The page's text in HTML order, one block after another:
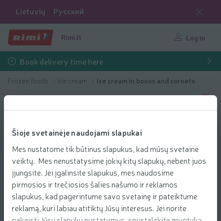
Šioje svetainėje naudojami slapukai
Mes nustatome tik būtinus slapukus, kad mūsų svetainė
veiktų. Mes nenustatysime jokių kitų slapukų, nebent juos
įjungsite. Jei įgalinsite slapukus, mes naudosime
pirmosios ir trečiosios šalies našumo ir reklamos
slapukus, kad pagerintume savo svetainę ir pateiktume
reklamą, kuri labiau atitiktų Jūsų interesus. Jei norite
Lietuvių Русский
Rimi.lt Log in
Book delivery time here
Frozen foods Ice cream Ice cream in boxes and cornets